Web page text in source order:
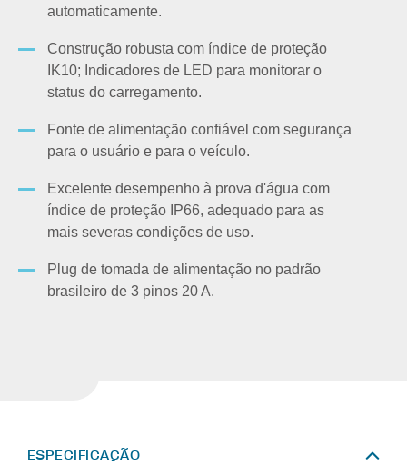
automaticamente.
Construção robusta com índice de proteção
IK10; Indicadores de LED para monitorar o
status do carregamento.
Fonte de alimentação confiável com segurança
para o usuário e para o veículo.
Excelente desempenho à prova d'água com
índice de proteção IP66, adequado para as
mais severas condições de uso.
Plug de tomada de alimentação no padrão
brasileiro de 3 pinos 20 A.
ESPECIFICAÇÃO